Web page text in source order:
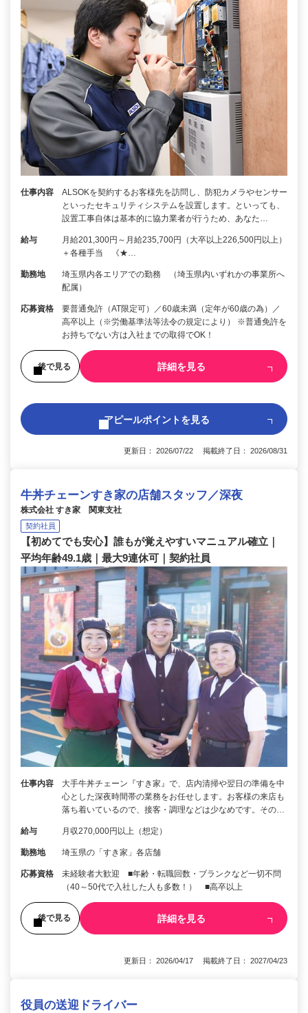
仕事内容
ALSOKを契約するお客様先を訪問し、防犯カメラやセンサー
といったセキュリティシステムを設置します。といっても、
設置工事自体は基本的に協力業者が行うため、あなた…
給与
月給201,300円～月給235,700円（大卒以上226,500円以上）
＋各種手当 《★…
勤務地
埼玉県内各エリアでの勤務 （埼玉県内いずれかの事業所へ
配属）
応募資格
要普通免許（AT限定可）／60歳未満（定年が60歳の為）／
高卒以上（※労働基準法等法令の規定により） ※普通免許を
お持ちでない方は入社までの取得でOK！
後で見る 詳細を見る
アピールポイントを見る
更新日： 2026/07/22 掲載終了日： 2026/08/31
牛丼チェーンすき家の店舗スタッフ／深夜
株式会社 すき家 関東支社
契約社員
【初めてでも安心】誰もが覚えやすいマニュアル確立｜
平均年齢49.1歳｜最大9連休可｜契約社員
仕事内容
大手牛丼チェーン『すき家』で、店内清掃や翌日の準備を中
心とした深夜時間帯の業務をお任せします。お客様の来店も
落ち着いているので、接客・調理などは少なめです。その…
給与 月収270,000円以上（想定）
勤務地 埼玉県の「すき家」各店舗
応募資格
未経験者大歓迎 ■年齢・転職回数・ブランクなど一切不問
（40～50代で入社した人も多数！） ■高卒以上
後で見る 詳細を見る
更新日： 2026/04/17 掲載終了日： 2027/04/23
役員の送迎ドライバー